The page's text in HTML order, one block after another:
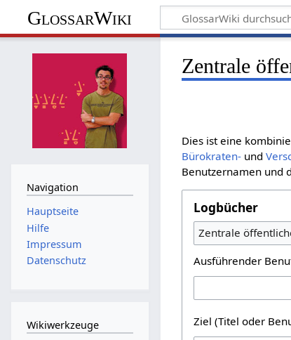
GlossarWiki
Zentrale
Dies ist eine
Bürokraten- und
Benutzernamen und
Logbücher
Zentrale
Ausführender
Ziel (Titel oder
Navigation
Hauptseite
Hilfe
Impressum
Datenschutz
Wikiwerkzeuge